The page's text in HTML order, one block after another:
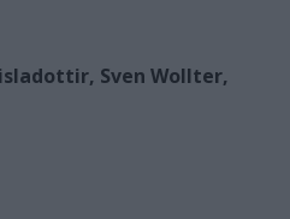
Sven Wollter,